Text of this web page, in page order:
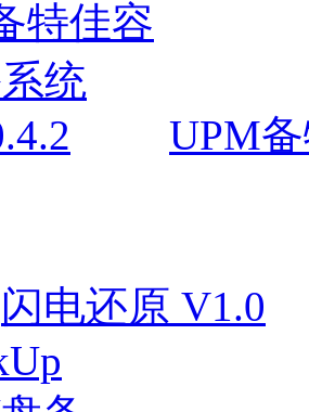
UPM
闪电还原 V1.0